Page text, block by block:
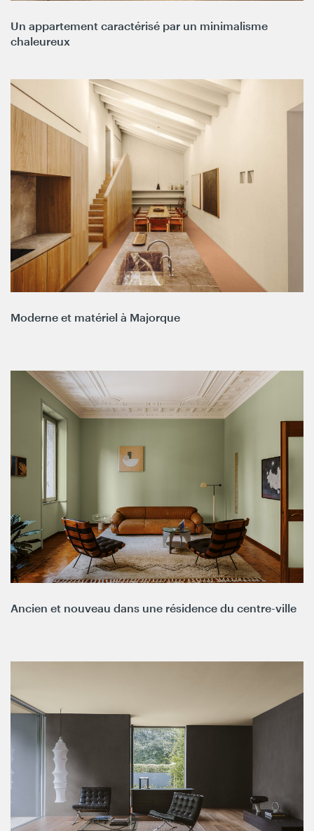
Un appartement caractérisé par un minimalisme
chaleureux
Moderne et matériel à Majorque
Ancien et nouveau dans une résidence du centre-ville